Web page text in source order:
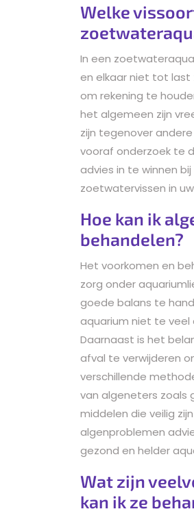
Welke
In een
en elkaar niet tot last
om rekening te
het algemeen zijn
zijn tegenover
vooraf onderzoek te
advies in te winnen
zoetwatervissen in
Hoe kan ik
behandelen?
Het voorkomen en
zorg onder
goede balans te
aquarium niet te
Daarnaast is het
afval te verwijderen
verschillende
van algeneters zoals
middelen die veilig
algenproblemen
gezond en helder
Wat zijn
kan ik ze